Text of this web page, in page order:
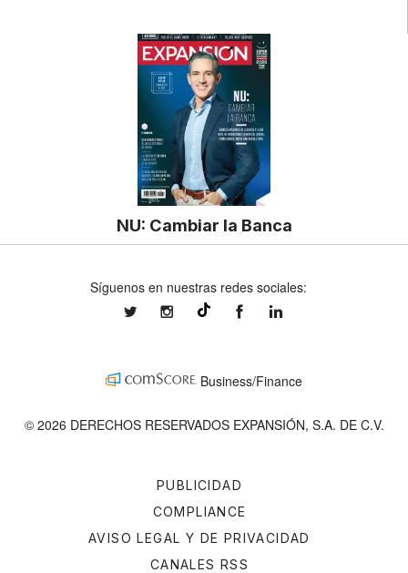
NU: Cambiar la Banca
PUBLICIDAD
COMPLIANCE
AVISO LEGAL Y DE PRIVACIDAD
CANALES RSS
Síguenos en nuestras redes sociales:
expansionmxexpansionmx ExpansionMex
Business/Finance
© 2026 DERECHOS RESERVADOS EXPANSIÓN, S.A. DE C.V.